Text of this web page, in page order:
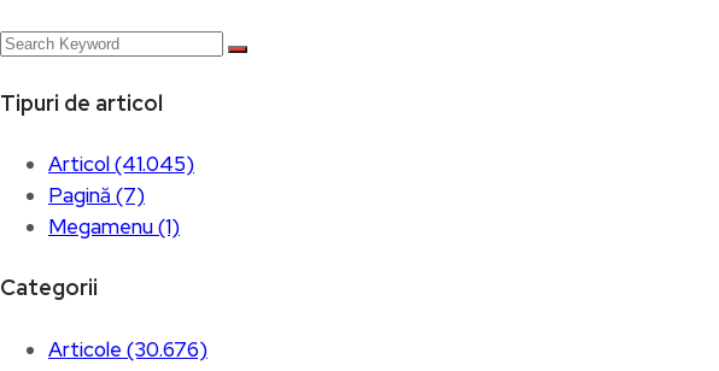
Tipuri de articol
Articol (41.045)
Pagină (7)
Megamenu (1)
Categorii
Articole (30.676)